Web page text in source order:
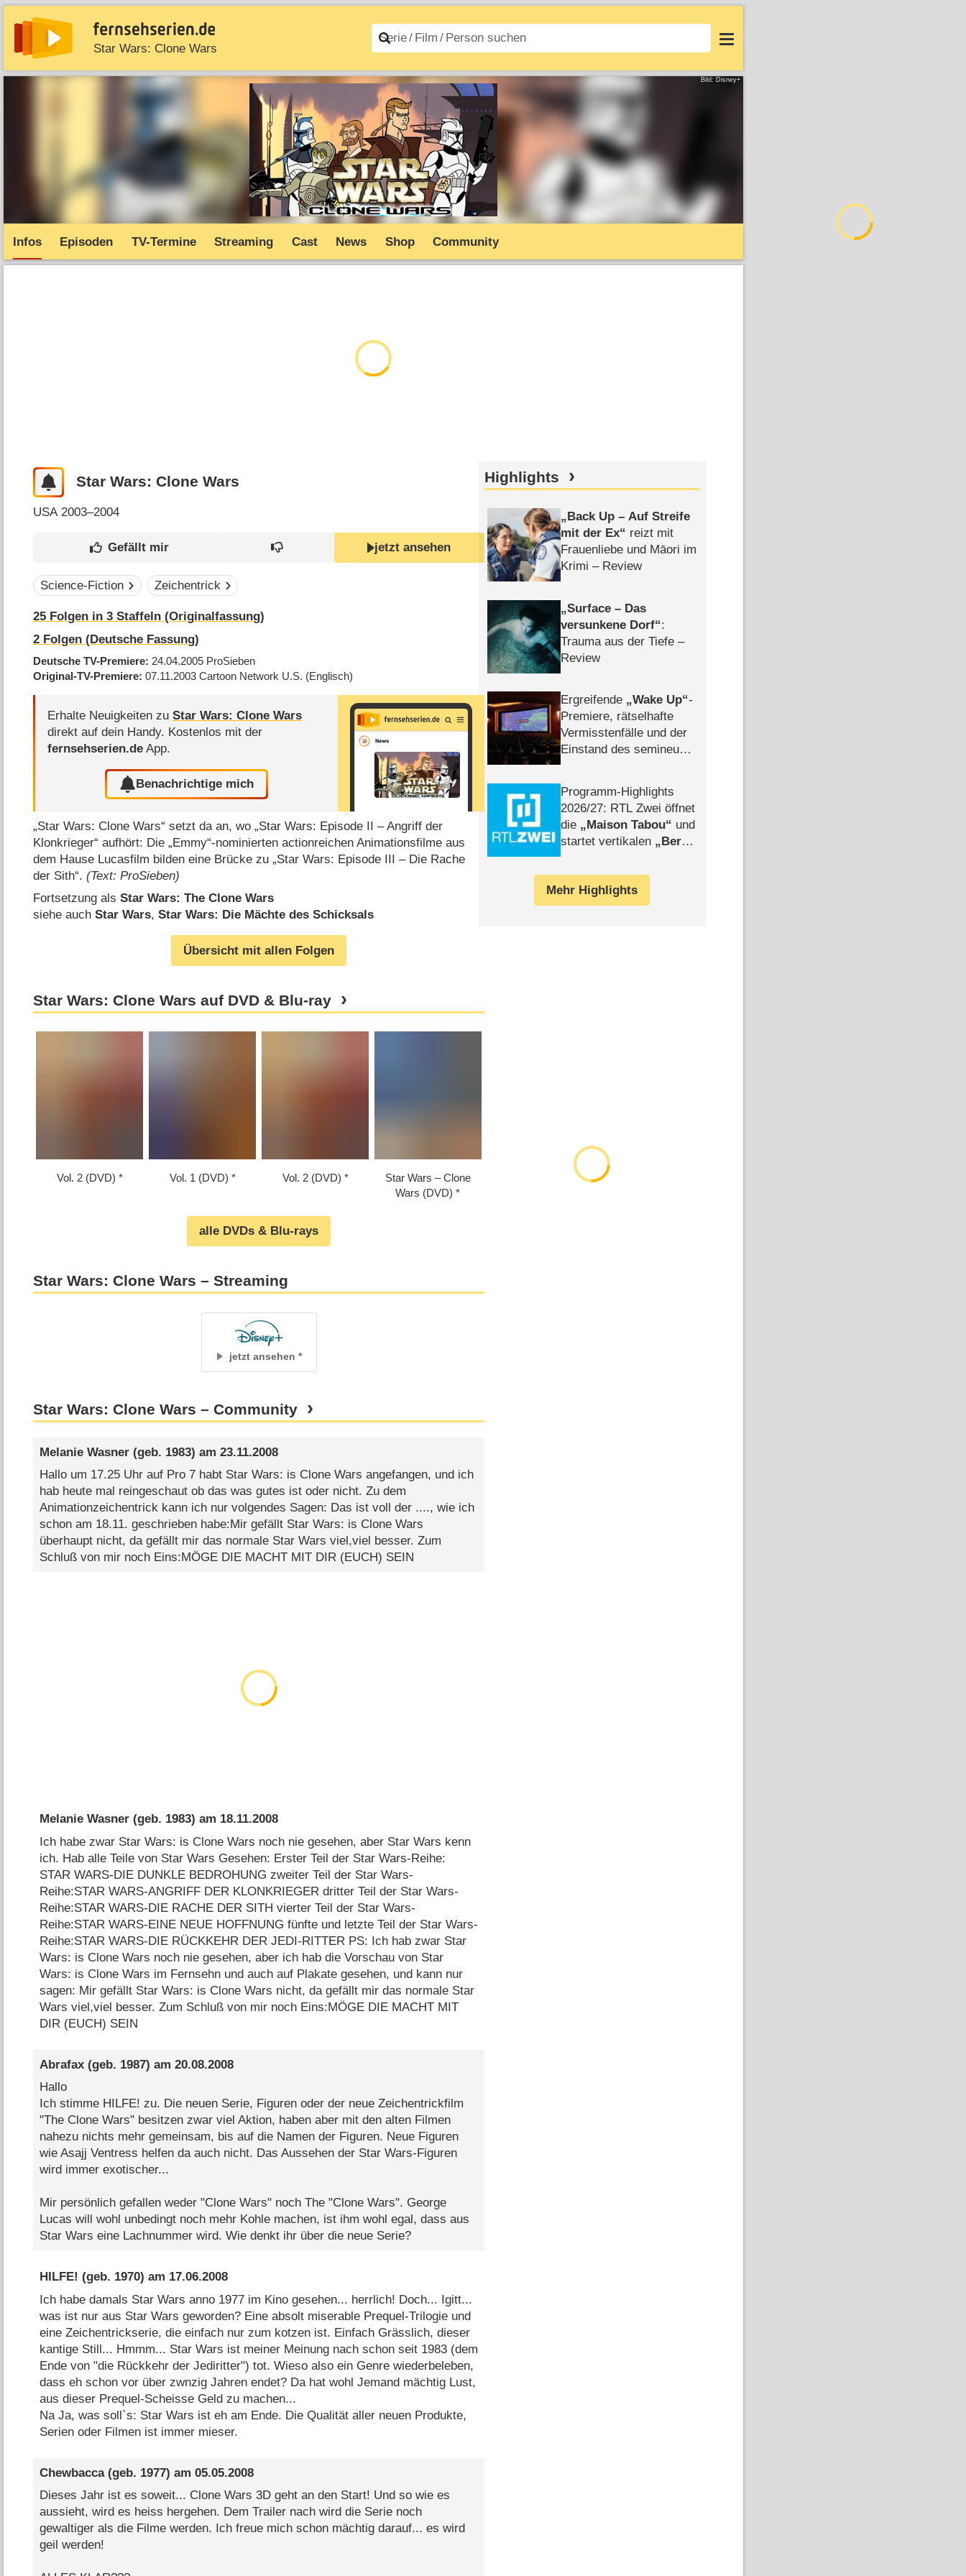
Star Wars: Clone Wars
News Entdecken Streaming Filme A–Z Login
Bild: Disney+
Infos Episoden TV-Termine Streaming Cast News Shop Community
Star Wars: Clone Wars
USA 2003–2004
jetzt ansehen
Science-Fiction Zeichentrick
25 Folgen in3 Staffeln (Originalfassung)
2 Folgen (Deutsche Fassung)
Deutsche TV-Premiere 24.04.2005 ProSieben
Original-TV-Premiere 07.11.2003Cartoon Network U.S. (Englisch)
Erhalte Neuigkeiten zuStar Wars: Clone Wars
direkt auf dein Handy. Kostenlos mit der
fernsehserien.de App.
Benachrichtige mich
„Star Wars: Clone Wars“ setzt da an, wo „Star Wars: Episode II – Angriff der
Klonkrieger“ aufhört: Die „Emmy“-nominierten actionreichen Animationsfilme aus
dem Hause Lucasfilm bilden eine Brücke zu „Star Wars: Episode III – Die Rache
der Sith“.(Text: ProSieben)
Fortsetzung alsStar Wars: The Clone Wars
siehe auchStar Wars,Star Wars: Die Mächte des Schicksals
Übersicht mit allen Folgen
Star Wars: Clone Wars auf DVD & Blu-ray
Vol. 2 (DVD) Vol. 1 (DVD) Vol. 2 (DVD)
Star Wars – Clone
Wars (DVD)
alle DVDs & Blu-rays
Star Wars: Clone Wars – Streaming
jetzt ansehen
Star Wars: Clone Wars – Community
Melanie Wasner(geb. 1983) am 23.11.2008
Hallo um 17.25 Uhr auf Pro 7 habt Star Wars: is Clone Wars angefangen, und ich
hab heute mal reingeschaut ob das was gutes ist oder nicht. Zu dem
Animationzeichentrick kann ich nur volgendes Sagen: Das ist voll der ...., wie ich
schon am 18.11. geschrieben habe:Mir gefällt Star Wars: is Clone Wars
überhaupt nicht, da gefällt mir das normale Star Wars viel,viel besser. Zum
Schluß von mir noch Eins:MÖGE DIE MACHT MIT DIR (EUCH) SEIN
Melanie Wasner(geb. 1983) am 18.11.2008
Ich habe zwar Star Wars: is Clone Wars noch nie gesehen, aber Star Wars kenn
ich. Hab alle Teile von Star Wars Gesehen: Erster Teil der Star Wars-Reihe:
STAR WARS-DIE DUNKLE BEDROHUNG zweiter Teil der Star Wars-
Reihe:STAR WARS-ANGRIFF DER KLONKRIEGER dritter Teil der Star Wars-
Reihe:STAR WARS-DIE RACHE DER SITH vierter Teil der Star Wars-
Reihe:STAR WARS-EINE NEUE HOFFNUNG fünfte und letzte Teil der Star Wars-
Reihe:STAR WARS-DIE RÜCKKEHR DER JEDI-RITTER PS: Ich hab zwar Star
Wars: is Clone Wars noch nie gesehen, aber ich hab die Vorschau von Star
Wars: is Clone Wars im Fernsehn und auch auf Plakate gesehen, und kann nur
sagen: Mir gefällt Star Wars: is Clone Wars nicht, da gefällt mir das normale Star
Wars viel,viel besser. Zum Schluß von mir noch Eins:MÖGE DIE MACHT MIT
DIR (EUCH) SEIN
Abrafax(geb. 1987) am 20.08.2008
Hallo
Ich stimme HILFE! zu. Die neuen Serie, Figuren oder der neue Zeichentrickfilm
"The Clone Wars" besitzen zwar viel Aktion, haben aber mit den alten Filmen
nahezu nichts mehr gemeinsam, bis auf die Namen der Figuren. Neue Figuren
wie Asajj Ventress helfen da auch nicht. Das Aussehen der Star Wars-Figuren
wird immer exotischer...
Mir persönlich gefallen weder "Clone Wars" noch The "Clone Wars". George
Lucas will wohl unbedingt noch mehr Kohle machen, ist ihm wohl egal, dass aus
Star Wars eine Lachnummer wird. Wie denkt ihr über die neue Serie?
HILFE! (geb. 1970) am 17.06.2008
Ich habe damals Star Wars anno 1977 im Kino gesehen... herrlich! Doch... Igitt...
was ist nur aus Star Wars geworden? Eine absolt miserable Prequel-Trilogie und
eine Zeichentrickserie, die einfach nur zum kotzen ist. Einfach Grässlich, dieser
kantige Still... Hmmm... Star Wars ist meiner Meinung nach schon seit 1983 (dem
Ende von "die Rückkehr der Jediritter") tot. Wieso also ein Genre wiederbeleben,
dass eh schon vor über zwnzig Jahren endet? Da hat wohl Jemand mächtig Lust,
aus dieser Prequel-Scheisse Geld zu machen...
Na Ja, was soll`s: Star Wars ist eh am Ende. Die Qualität aller neuen Produkte,
Serien oder Filmen ist immer mieser.
Chewbacca(geb. 1977) am 05.05.2008
Dieses Jahr ist es soweit... Clone Wars 3D geht an den Start! Und so wie es
aussieht, wird es heiss hergehen. Dem Trailer nach wird die Serie noch
gewaltiger als die Filme werden. Ich freue mich schon mächtig darauf... es wird
geil werden!
Highlights
Back Up – Auf Streife
mit der Ex
reizt mit
Frauenliebe und Māori im
Krimi – Review
Surface – Das
versunkene Dorf :
Trauma aus der Tiefe –
Review
Ergreifende Wake Up -
Premiere, rätselhafte
Vermisstenfälle und der
Einstand des semineuen
Programm-Highlights
2026/​27: RTL Zwei öffnet
die
Maison Tabou
und
startet vertikalen
Berlin
Mehr Highlights